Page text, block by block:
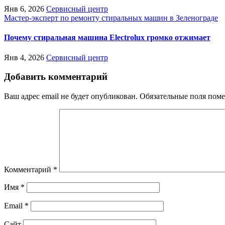
Янв 6, 2026 Сервисный центр
Мастер-эксперт по ремонту стиральных машин в Зеленограде
Почему стиральная машина Electrolux громко отжимает
Янв 4, 2026 Сервисный центр
Добавить комментарий
Ваш адрес email не будет опубликован. Обязательные поля
Комментарий *
Имя *
Email *